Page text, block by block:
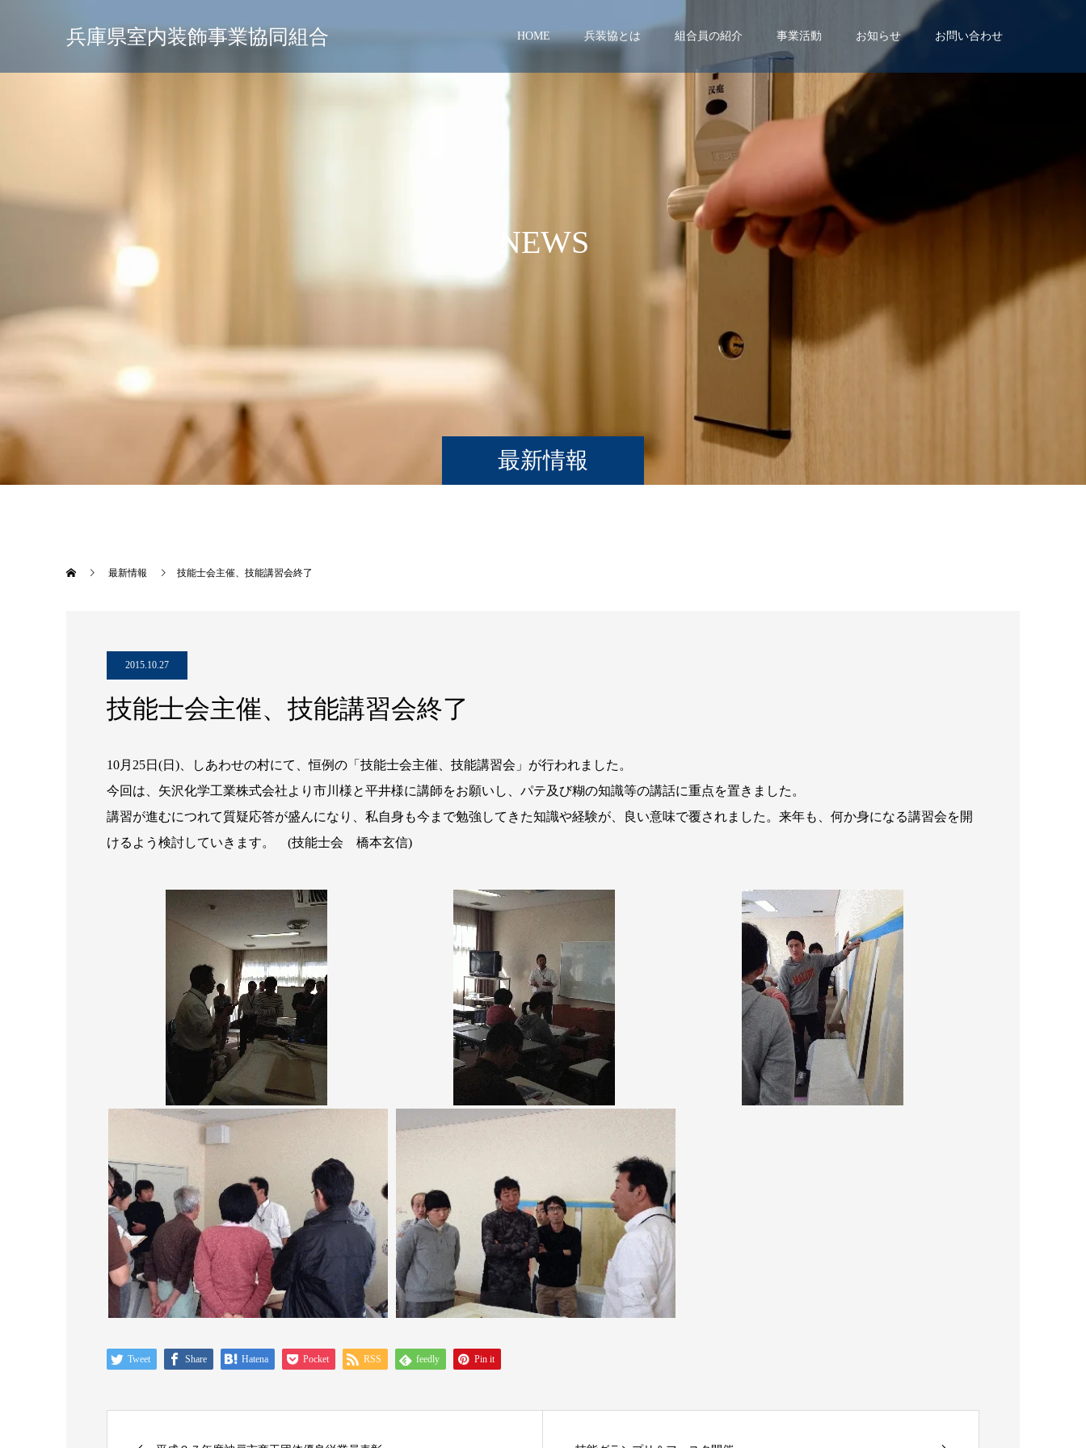
兵庫県室内装飾事業協同組合 HOME 兵装協とは 組合員の紹介 事業活動 お知らせ お問い合わせ
最新情報
NEWS
最新情報 技能士会主催、技能講習会終了
2015.10.27
技能士会主催、技能講習会終了
10月25日(日)、しあわせの村にて、恒例の「技能士会主催、技能講習会」が行われました。
今回は、矢沢化学工業株式会社より市川様と平井様に講師をお願いし、パテ及び糊の知識等の講話に重点を置きました。
講習が進むにつれて質疑応答が盛んになり、私自身も今まで勉強してきた知識や経験が、良い意味で覆されました。来年も、何か身になる講習会を開
けるよう検討していきます。 (技能士会 橋本玄信)
Tweet Share Hatena Pocket RSS feedly Pin it